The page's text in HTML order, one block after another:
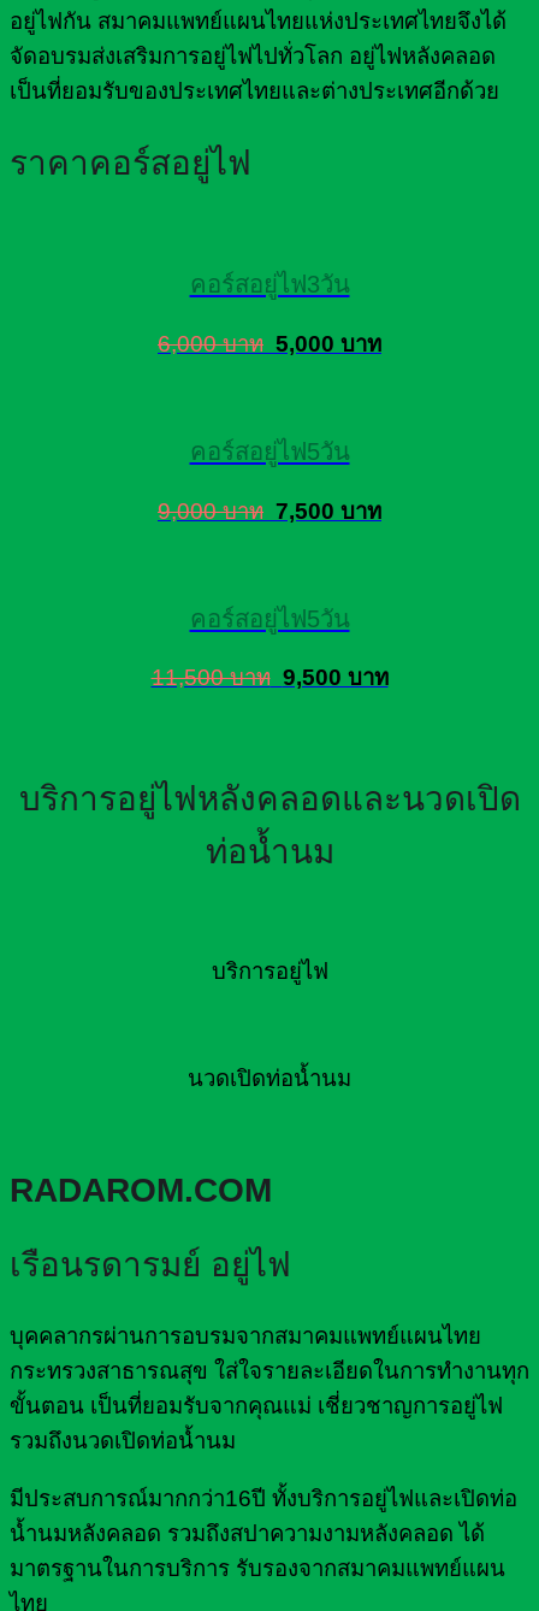
อยู่ไฟกัน สมาคมแพทย์แผนไทยแห่งประเทศไทยจึงได้
จัดอบรมส่งเสริมการอยู่ไฟไปทั่วโลก อยู่ไฟหลังคลอด
เป็นที่ยอมรับของประเทศไทยและต่างประเทศอีกด้วย
ราคาคอร์สอยู่ไฟ
คอร์สอยู่ไฟ3วัน
6,000 บาท 5,000 บาท
คอร์สอยู่ไฟ5วัน
9,000 บาท 7,500 บาท
คอร์สอยู่ไฟ5วัน
11,500 บาท 9,500 บาท
บริการอยู่ไฟหลังคลอดและนวดเปิด
ท่อน้ำนม
บริการอยู่ไฟ
นวดเปิดท่อน้ำนม
RADAROM.COM
เรือนรดารมย์ อยู่ไฟ
บุคคลากรผ่านการอบรมจากสมาคมแพทย์แผนไทย
กระทรวงสาธารณสุข ใส่ใจรายละเอียดในการทำงานทุก
ขั้นตอน เป็นที่ยอมรับจากคุณแม่ เชี่ยวชาญการอยู่ไฟ
รวมถึงนวดเปิดท่อน้ำนม
มีประสบการณ์มากกว่า16ปี ทั้งบริการอยู่ไฟและเปิดท่อ
น้ำนมหลังคลอด รวมถึงสปาความงามหลังคลอด ได้
มาตรฐานในการบริการ รับรองจากสมาคมแพทย์แผน
ไทย